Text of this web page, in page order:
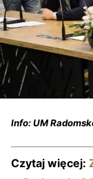
Info: UM
Czytaj więcej: